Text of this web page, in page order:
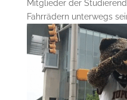
Mitglieder der
Fahrrädern unterwegs